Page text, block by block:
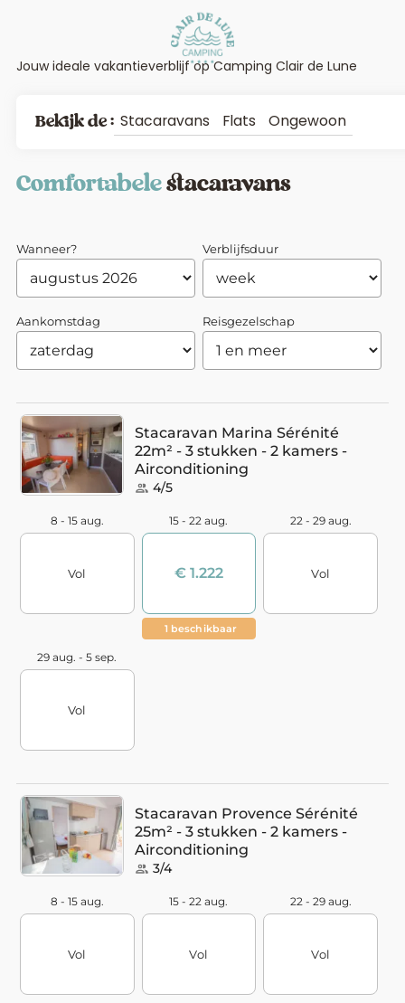
Jouw ideale vakantieverblijf op Camping Clair de Lune
Bekijk de : Stacaravans Flats Ongewoon
Comfortabelestacaravans